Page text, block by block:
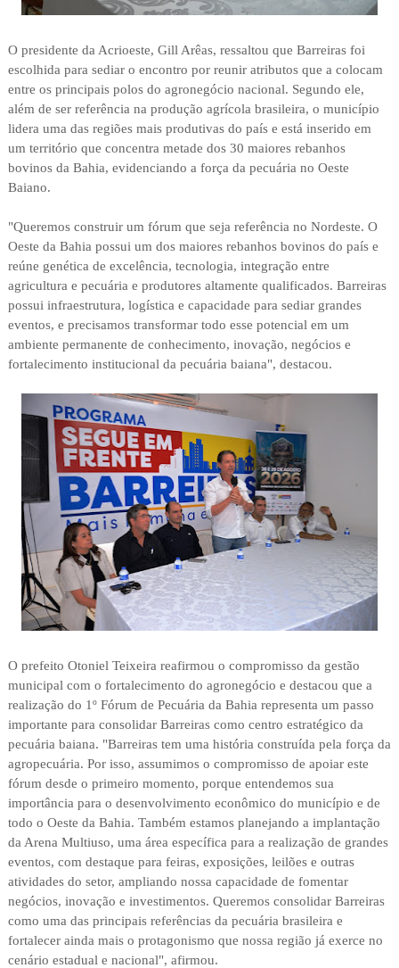
O presidente da Acrioeste, Gill Arêas, ressaltou que Barreiras foi
escolhida para sediar o encontro por reunir atributos que a colocam
entre os principais polos do agronegócio nacional. Segundo ele,
além de ser referência na produção agrícola brasileira, o município
lidera uma das regiões mais produtivas do país e está inserido em
um território que concentra metade dos 30 maiores rebanhos
bovinos da Bahia, evidenciando a força da pecuária no Oeste
Baiano.
"Queremos construir um fórum que seja referência no Nordeste. O
Oeste da Bahia possui um dos maiores rebanhos bovinos do país e
reúne genética de excelência, tecnologia, integração entre
agricultura e pecuária e produtores altamente qualificados. Barreiras
possui infraestrutura, logística e capacidade para sediar grandes
eventos, e precisamos transformar todo esse potencial em um
ambiente permanente de conhecimento, inovação, negócios e
fortalecimento institucional da pecuária baiana", destacou.
O prefeito Otoniel Teixeira reafirmou o compromisso da gestão
municipal com o fortalecimento do agronegócio e destacou que a
realização do 1º Fórum de Pecuária da Bahia representa um passo
importante para consolidar Barreiras como centro estratégico da
pecuária baiana. "Barreiras tem uma história construída pela força da
agropecuária. Por isso, assumimos o compromisso de apoiar este
fórum desde o primeiro momento, porque entendemos sua
importância para o desenvolvimento econômico do município e de
todo o Oeste da Bahia. Também estamos planejando a implantação
da Arena Multiuso, uma área específica para a realização de grandes
eventos, com destaque para feiras, exposições, leilões e outras
atividades do setor, ampliando nossa capacidade de fomentar
negócios, inovação e investimentos. Queremos consolidar Barreiras
como uma das principais referências da pecuária brasileira e
fortalecer ainda mais o protagonismo que nossa região já exerce no
cenário estadual e nacional", afirmou.